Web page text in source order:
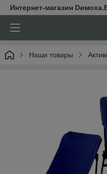
Интернет-магазин
Наши товары